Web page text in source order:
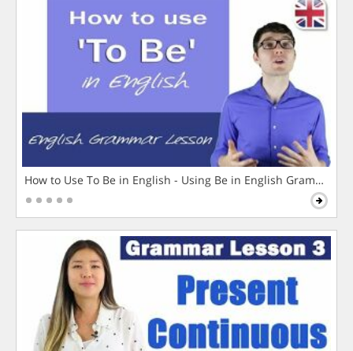
How to Use To Be in English - Using Be in English Grammar